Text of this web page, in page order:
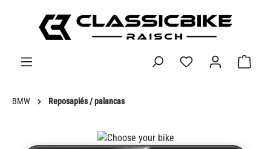
principal
BMW Reposapiés / palancas